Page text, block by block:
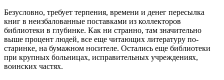
Безусловно, требует терпения, времени и денег пересылка
книг в неизбалованные поставками из коллекторов
библиотеки в глубинке. Как ни странно, там значительно
выше процент людей, все еще читающих литературу по-
старинке, на бумажном носителе. Остались еще библиотеки
при крупных больницах, исправительных учреждениях,
воинских частях.